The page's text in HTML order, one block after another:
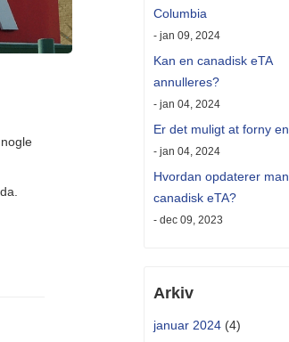
Columbia
- jan 09, 2024
Kan en canadisk eTA
annulleres?
- jan 04, 2024
Er det muligt at forny
- jan 04, 2024
Hvordan opdaterer
canadisk eTA?
- dec 09, 2023
Arkiv
januar 2024 (4)